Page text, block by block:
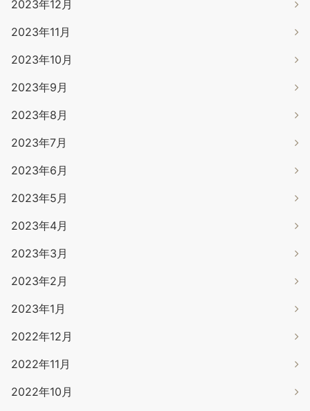
2023年12月
2023年11月
2023年10月
2023年9月
2023年8月
2023年7月
2023年6月
2023年5月
2023年4月
2023年3月
2023年2月
2023年1月
2022年12月
2022年11月
2022年10月